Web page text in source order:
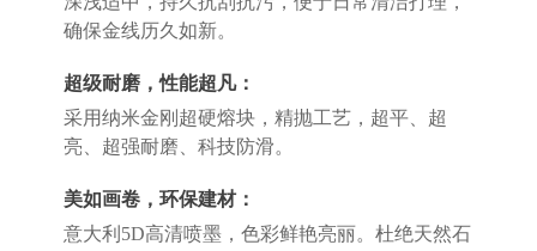
确保金线历久如新。
超级耐磨，性能超凡：
采用纳米金刚超硬熔块，精抛工艺，超平、超
亮、超强耐磨、科技防滑。
美如画卷，环保建材：
意大利5D高清喷墨，色彩鲜艳亮丽。杜绝天然石